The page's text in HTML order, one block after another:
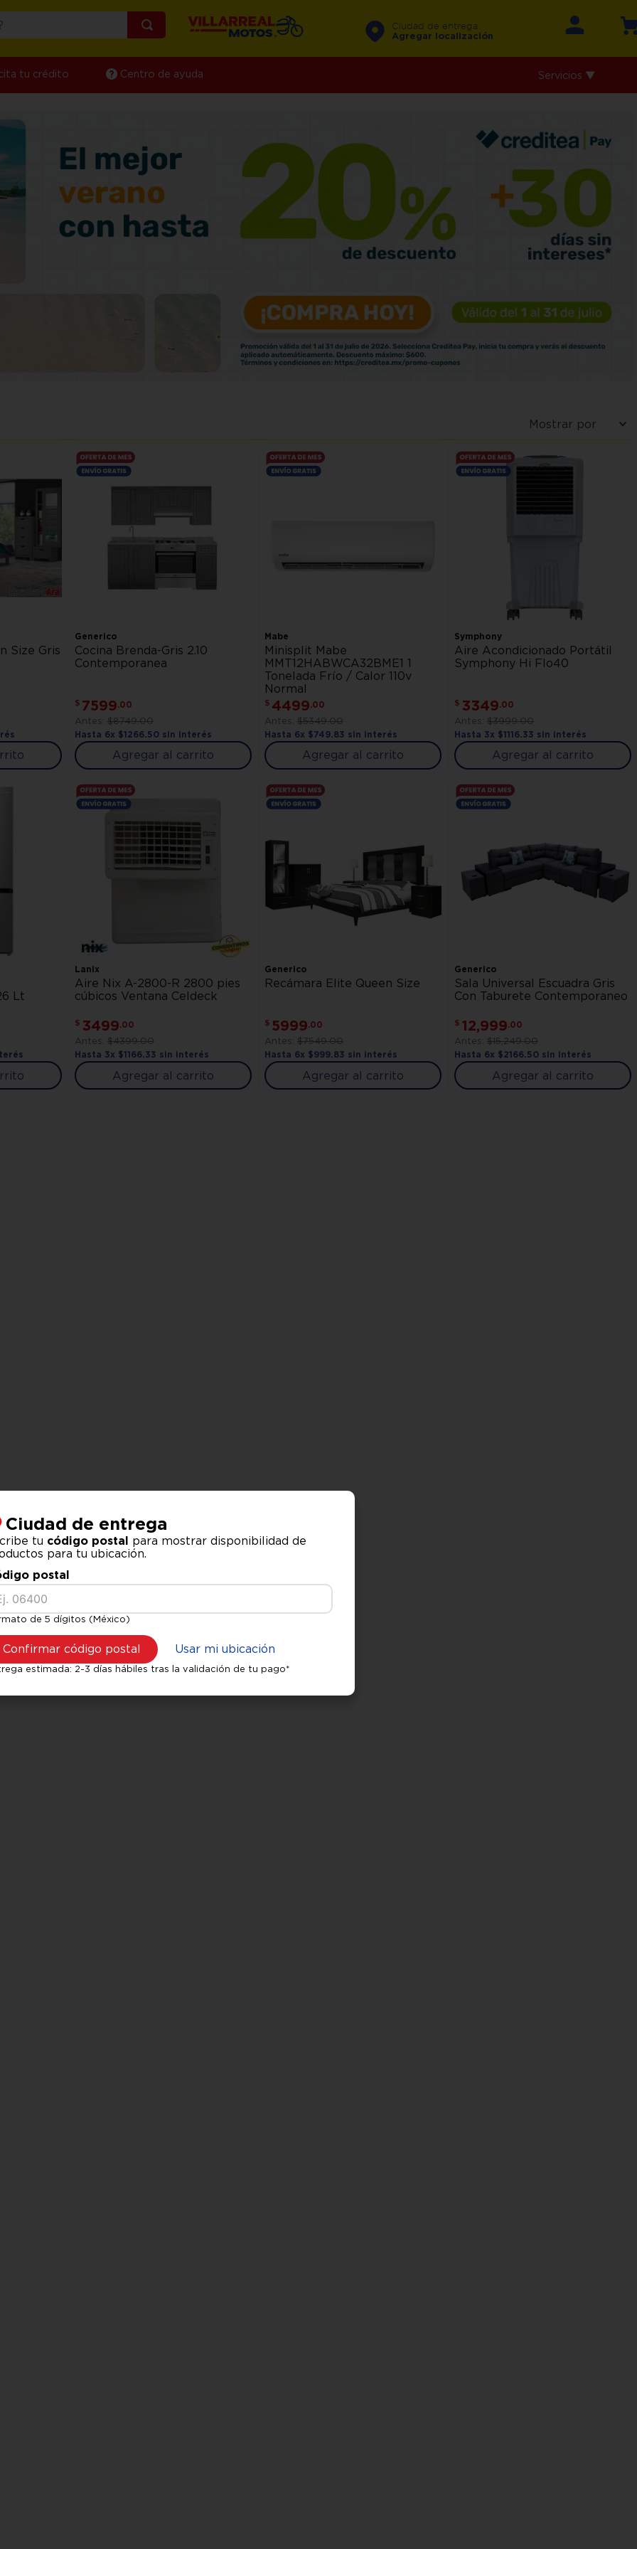
Ciudad de entrega
Agregar localización
tu crédito Centro de ayuda Servicios ▼
Size Gris
Generico
Cocina Brenda-Gris 2.10
Contemporanea
$ 7599.00
$8749.00
Hasta 6x $1266. 50sin interés
Agregar al carrito
Mabe
Minisplit Mabe
MMT12HABWCA32BME1 1
Tonelada Frío / Calor 110v
Normal
$ 4499.00
$5349.00
Hasta 6x $749. 83 sin interés
Agregar al carrito
Symphony
Aire Acondicionado Portátil
Symphony Hi Flo40
$ 3349.00
$3999.00
Hasta 3x $1116. 33 sin interés
Agregar al carrito
Lt
Lanix
Aire Nix A-2800-R 2800 pies
cúbicos Ventana Celdeck
$ 3499.00
$4399.00
Hasta 3x $1166. 33 sin interés
Agregar al carrito
Generico
Recámara Elite Queen Size
$ 5999.00
$7549.00
Hasta 6x $999. 83 sin interés
Agregar al carrito
Generico
Sala Universal Escuadra Gris
Con Taburete Contemporaneo
$ 12,999.00
$15,249.00
Hasta 6x $2166. 50sin interés
Agregar al carrito
Ciudad de entrega
tu código postal para mostrar disponibilidad de
para tu ubicación.
postal
de 5 dígitos (México)
Confirmar código postal Usar mi ubicación
estimada: 2-3 días hábiles tras la validación de tu pago*